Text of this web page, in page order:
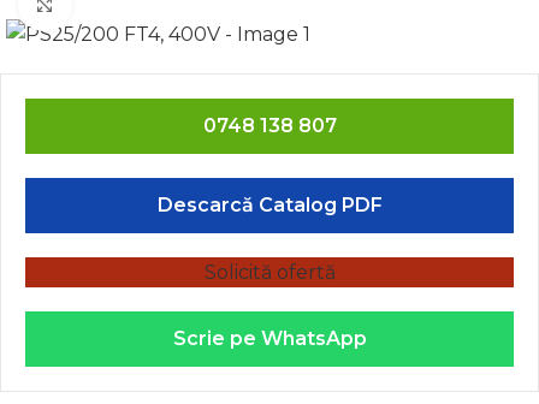
0748 138 807
Descarcă Catalog PDF
Solicită ofertă
Scrie pe WhatsApp